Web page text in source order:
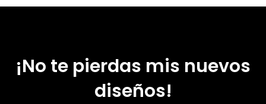
¡No te pierdas mis nuevos
diseños!